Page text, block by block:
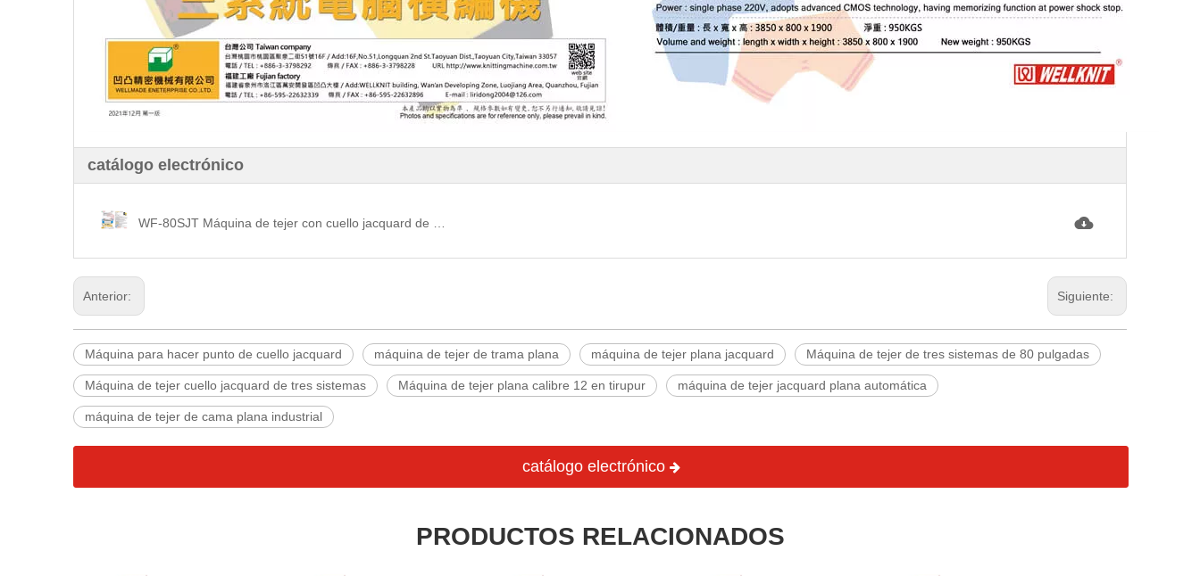
catálogo electrónico
Anterior: Siguiente:
Máquina para hacer punto de cuello jacquard máquina de tejer de trama plana máquina de tejer plana jacquard Máquina de tejer de tres sistemas de 80 pulgadas
Máquina de tejer cuello jacquard de tres sistemas Máquina de tejer plana calibre 12 en tirupur máquina de tejer jacquard plana automática
máquina de tejer de cama plana industrial
catálogo electrónico
PRODUCTOS RELACIONADOS